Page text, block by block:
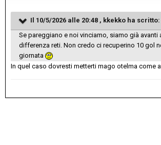
Il 10/5/2026 alle 20:48 , kkekko ha scritto:
Se pareggiano e noi vinciamo, siamo già avanti
differenza reti. Non credo ci recuperino 10 gol
giornata
In quel caso dovresti metterti mago otelma come